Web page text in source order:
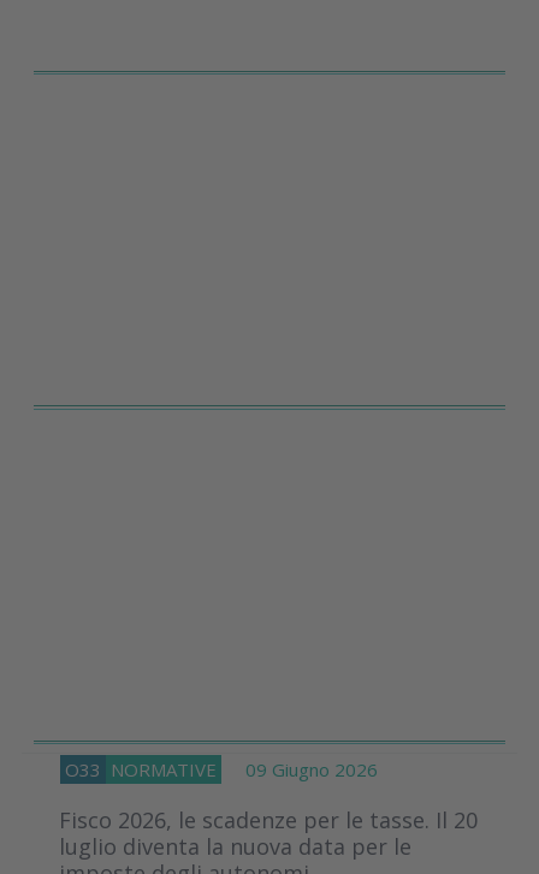
O33 NORMATIVE 09 Giugno 2026
Fisco 2026, le scadenze per le tasse. Il 20
luglio diventa la nuova data per le